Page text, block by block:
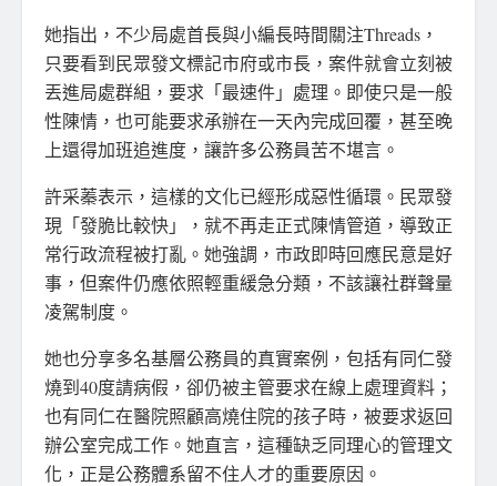
她指出，不少局處首長與小編長時間關注Threads，
只要看到民眾發文標記市府或市長，案件就會立刻被
丟進局處群組，要求「最速件」處理。即使只是一般
性陳情，也可能要求承辦在一天內完成回覆，甚至晚
上還得加班追進度，讓許多公務員苦不堪言。
許采蓁表示，這樣的文化已經形成惡性循環。民眾發
現「發脆比較快」，就不再走正式陳情管道，導致正
常行政流程被打亂。她強調，市政即時回應民意是好
事，但案件仍應依照輕重緩急分類，不該讓社群聲量
凌駕制度。
她也分享多名基層公務員的真實案例，包括有同仁發
燒到40度請病假，卻仍被主管要求在線上處理資料；
也有同仁在醫院照顧高燒住院的孩子時，被要求返回
辦公室完成工作。她直言，這種缺乏同理心的管理文
化，正是公務體系留不住人才的重要原因。